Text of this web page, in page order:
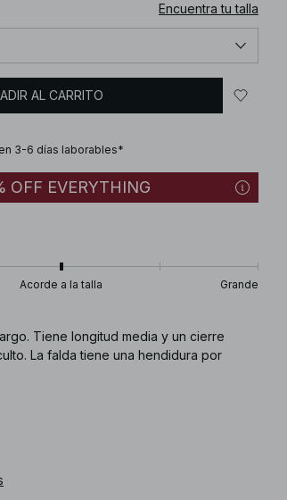
Encuentra tu talla
AL CARRITO
3-6 días laborables*
OFF EVERYTHING
Acorde a la talla Grande
Tiene longitud media y un cierre
La falda tiene una hendidura por